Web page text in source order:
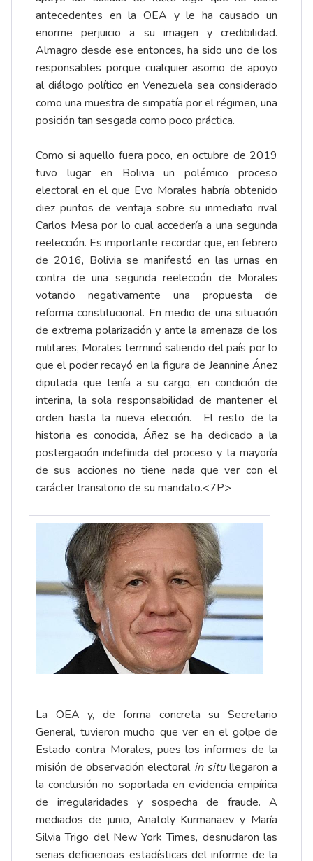
antecedentes en la OEA y le ha causado un
enorme perjuicio a su imagen y credibilidad.
Almagro desde ese entonces, ha sido uno de los
responsables porque cualquier asomo de apoyo
al diálogo político en Venezuela sea considerado
como una muestra de simpatía por el régimen, una
posición tan sesgada como poco práctica.
Como si aquello fuera poco, en octubre de 2019
tuvo lugar en Bolivia un polémico proceso
electoral en el que Evo Morales habría obtenido
diez puntos de ventaja sobre su inmediato rival
Carlos Mesa por lo cual accedería a una segunda
reelección. Es importante recordar que, en febrero
de 2016, Bolivia se manifestó en las urnas en
contra de una segunda reelección de Morales
votando negativamente una propuesta de
reforma constitucional. En medio de una situación
de extrema polarización y ante la amenaza de los
militares, Morales terminó saliendo del país por lo
que el poder recayó en la figura de Jeannine Ánez
diputada que tenía a su cargo, en condición de
interina, la sola responsabilidad de mantener el
orden hasta la nueva elección. El resto de la
historia es conocida, Áñez se ha dedicado a la
postergación indefinida del proceso y la mayoría
de sus acciones no tiene nada que ver con el
carácter transitorio de su mandato.<7P>
La OEA y, de forma concreta su Secretario
General, tuvieron mucho que ver en el golpe de
Estado contra Morales, pues los informes de la
misión de observación electoral in situllegaron a
la conclusión no soportada en evidencia empírica
de irregularidades y sospecha de fraude. A
mediados de junio, Anatoly Kurmanaev y María
Silvia Trigo del New York Times, desnudaron las
serias deficiencias estadísticas del informe de la